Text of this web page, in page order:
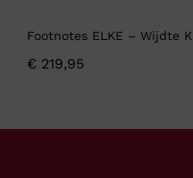
Footnotes ELKE – Wijdte K
€ 219,95